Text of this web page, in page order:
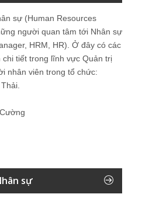
sự (Human Resources
người quan tâm tới Nhân sự
HRM, HR). Ở đây có các
tiết trong lĩnh vực Quản trị
nhân viên trong tổ chức:
sự